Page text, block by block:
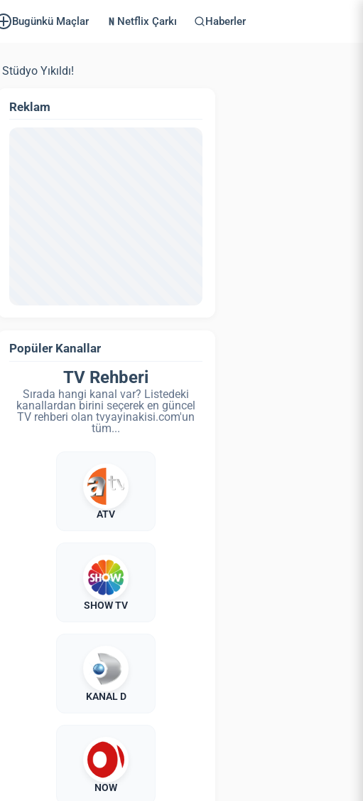
Bugünkü Maçlar Netflix Çarkı Haberler
Yıkıldı!
Reklam
Popüler Kanallar
TV Rehberi
Sırada hangi kanal var? Listedeki
kanallardan birini seçerek en güncel
TV rehberi olan tvyayinakisi.com'un
tüm...
ATV
SHOW TV
KANAL D
NOW